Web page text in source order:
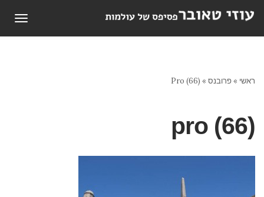
ראשי »פרובנס »
Pro (66)
pro (66)